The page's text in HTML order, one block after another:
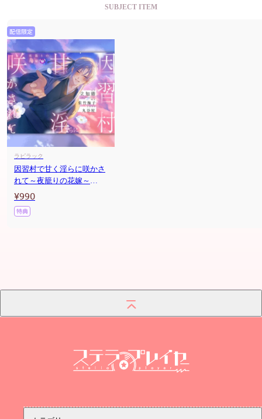
SUBJECT ITEM
配信限定
ラピラック
因習村で甘く淫らに咲かさ
れて～夜籠りの花嫁～
(CV：立知鼎)
¥990
特典
ステラプレイヤー